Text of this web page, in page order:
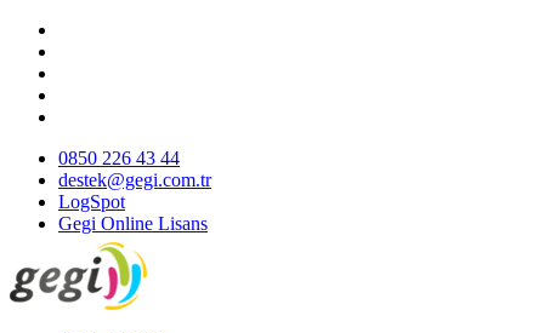
0850 226 43 44
destek@gegi.com.tr
LogSpot
Gegi Online Lisans